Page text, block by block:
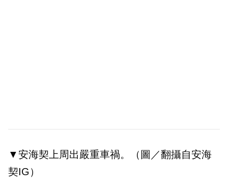
▼安海契上周出嚴重車禍。（圖／翻攝自安海
契IG）